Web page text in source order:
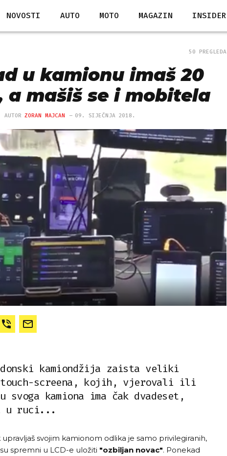
NOVOSTI AUTO MOTO MAGAZIN INSIDER
50 PREGLEDA
u kamionu imaš 20
a mašiš se i mobitela
AUTORZORAN MAJCAN 09. SIJEČNJA 2018.
kamiondžija zaista veliki
touch-screena, kojih, vjerovali ili
svoga kamiona ima čak dvadeset,
u ruci...
svojim kamionom odlika je samo privilegiranih,
spremni u LCD-e uložiti "ozbiljan novac". Ponekad